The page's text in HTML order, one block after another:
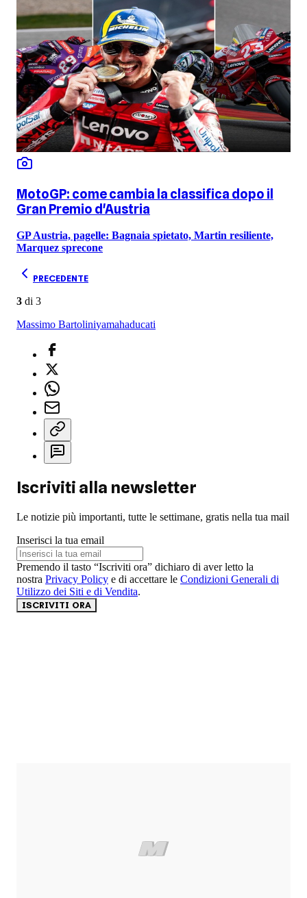
MotoGP: come cambia la classifica dopo il
Gran Premio d'Austria
GP Austria, pagelle: Bagnaia spietato, Martin resiliente,
Marquez sprecone
PRECEDENTE
3 di 3
Massimo Bartoliniyamahaducati
Iscriviti alla newsletter
Le notizie più importanti, tutte le settimane, gratis nella tua mail
Inserisci la tua email
Premendo il tasto “Iscriviti ora” dichiaro di aver letto la
nostra Privacy Policy e di accettare le Condizioni Generali di
Utilizzo dei Siti e di Vendita.
ISCRIVITI ORA